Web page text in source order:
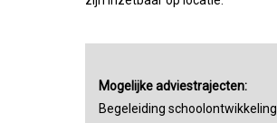
Mogelijke adviestrajecten:
Begeleiding schoolontwikkeling